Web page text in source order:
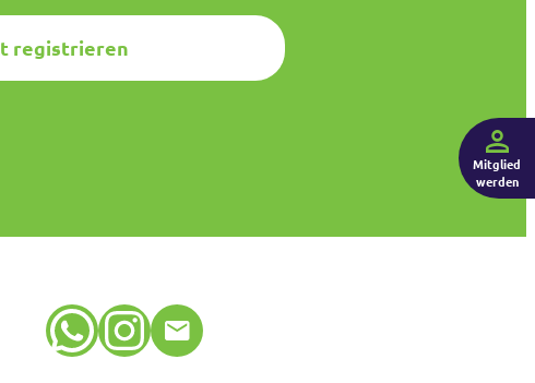
registrieren
WhatsApp Instagram E-Mail
Mitglied
werden